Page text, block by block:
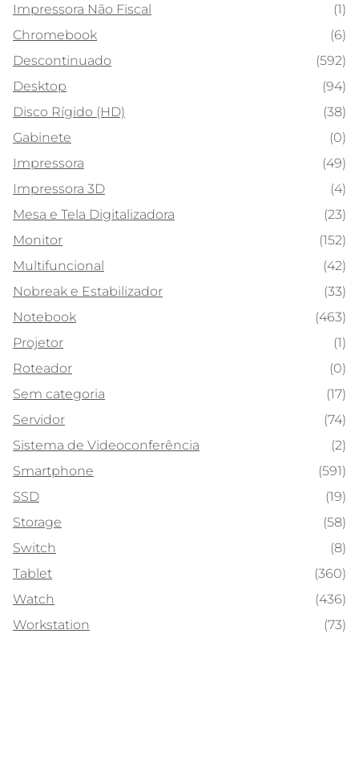
Impressora Não Fiscal
(1)
Chromebook
(6)
Descontinuado
(592)
Desktop
(94)
Disco Rígido (HD)
(38)
Gabinete
(0)
Impressora
(49)
Impressora 3D
(4)
Mesa e Tela Digitalizadora
(23)
Monitor
(152)
Multifuncional
(42)
Nobreak e Estabilizador
(33)
Notebook
(463)
Projetor
(1)
Roteador
(0)
Sem categoria
(17)
Servidor
(74)
Sistema de Videoconferência
(2)
Smartphone
(591)
SSD
(19)
Storage
(58)
Switch
(8)
Tablet
(360)
Watch
(436)
Workstation
(73)